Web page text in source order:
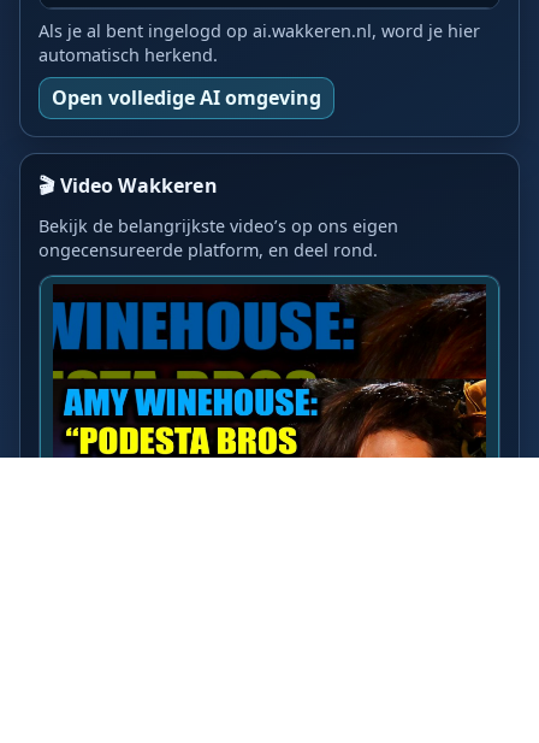
Als je al bent ingelogd op ai.wakkeren.nl, word je hier
automatisch herkend.
Open volledige AI omgeving
🎬 Video Wakkeren
Bekijk de belangrijkste video’s op ons eigen
ongecensureerde platform, en deel rond.